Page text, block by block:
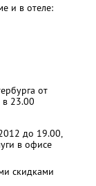
и в отеле:
от
в 23.00
до 19.00,
в офисе
скидками